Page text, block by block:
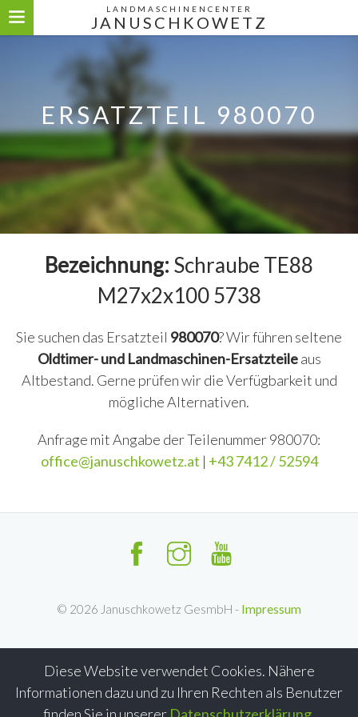
LANDMASCHINENCENTER
JANUSCHKOWETZ
Diese Website verwendet Cookies. Nähere
Informationen dazu und zu Ihren Rechten als Benutzer
ERSATZTEIL 980070
Bezeichnung: Schraube TE88
M27x2x100 5738
Sie suchen das Ersatzteil 980070? Wir führen seltene
Oldtimer- und Landmaschinen-Ersatzteileaus
Altbestand. Gerne prüfen wir die Verfügbarkeit und
mögliche Alternativen.
Anfrage mit Angabe der Teilenummer 980070:
office@januschkowetz.at | +43 7412 / 52594
© 2026 Januschkowetz GesmbH - Impressum